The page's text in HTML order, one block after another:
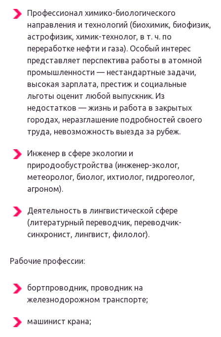
Профессионал химико-биологического
направления и технологий (биохимик, биофизик,
астрофизик, химик-технолог, в т. ч. по
переработке нефти и газа). Особый интерес
представляет перспектива работы в атомной
промышленности — нестандартные задачи,
высокая зарплата, престиж и социальные
льготы оценит любой выпускник. Из
недостатков — жизнь и работа в закрытых
городах, неразглашение подробностей своего
труда, невозможность выезда за рубеж.
Инженер в сфере экологии и
природообустройства (инженер-эколог,
метеоролог, биолог, ихтиолог, гидрогеолог,
агроном).
Деятельность в лингвистической сфере
(литературный переводчик, переводчик-
синхронист, лингвист, филолог).
Рабочие профессии:
бортпроводник, проводник на
железнодорожном транспорте;
машинист крана;